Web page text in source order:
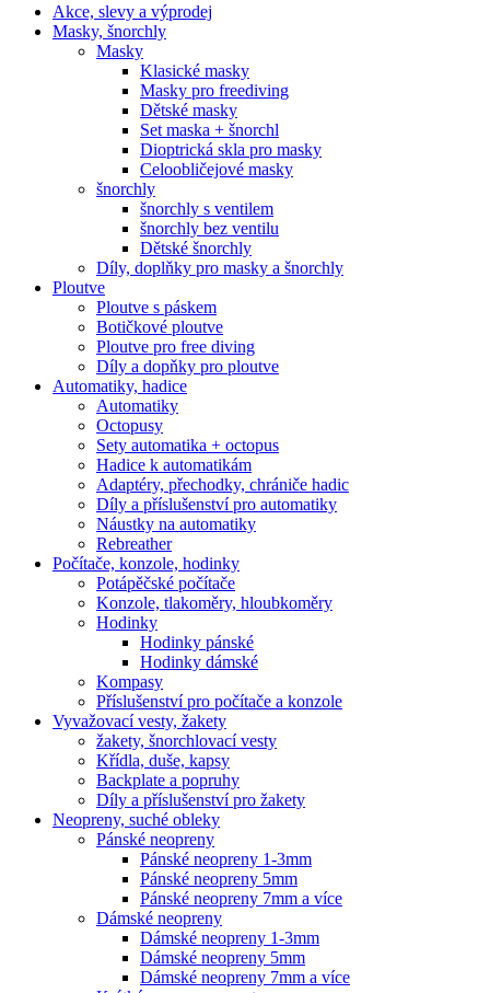
Akce, slevy a výprodej
Masky, šnorchly
Masky
Klasické masky
Masky pro freediving
Dětské masky
Set maska + šnorchl
Dioptrická skla pro masky
Celoobličejové masky
šnorchly
šnorchly s ventilem
šnorchly bez ventilu
Dětské šnorchly
Díly, doplňky pro masky a šnorchly
Ploutve
Ploutve s páskem
Botičkové ploutve
Ploutve pro free diving
Díly a dopňky pro ploutve
Automatiky, hadice
Automatiky
Octopusy
Sety automatika + octopus
Hadice k automatikám
Adaptéry, přechodky, chrániče hadic
Díly a příslušenství pro automatiky
Náustky na automatiky
Rebreather
Počítače, konzole, hodinky
Potápěčské počítače
Konzole, tlakoměry, hloubkoměry
Hodinky
Hodinky pánské
Hodinky dámské
Kompasy
Příslušenství pro počítače a konzole
Vyvažovací vesty, žakety
žakety, šnorchlovací vesty
Křídla, duše, kapsy
Backplate a popruhy
Díly a příslušenství pro žakety
Neopreny, suché obleky
Pánské neopreny
Pánské neopreny 1-3mm
Pánské neopreny 5mm
Pánské neopreny 7mm a více
Dámské neopreny
Dámské neopreny 1-3mm
Dámské neopreny 5mm
Dámské neopreny 7mm a více